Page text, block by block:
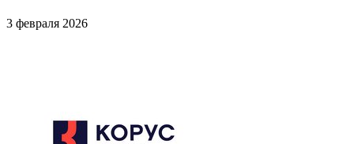
3 февраля 2026